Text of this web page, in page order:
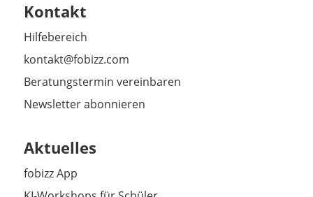
Kontakt
Hilfebereich
kontakt@fobizz.com
Beratungstermin vereinbaren
Newsletter abonnieren
Aktuelles
fobizz App